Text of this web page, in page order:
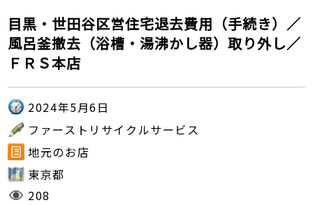
目黒・世田谷区営住宅退去費用（手続き）／
風呂釜撤去（浴槽・湯沸かし器）取り外し／
ＦＲＳ本店
2024年5月6日
ファーストリサイクルサービス
地元のお店
東京都
208